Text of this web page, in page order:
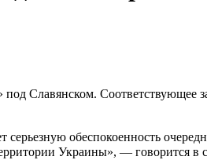
Славянском. Соответствующее
обеспокоенность
Украины», — говорится в